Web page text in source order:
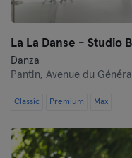
La La Danse - Studio
Danza
Pantin, Avenue du
Classic Premium Max